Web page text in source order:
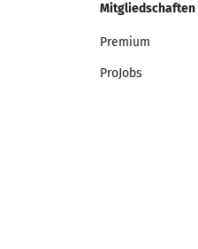
Mitgliedschaften
Premium
ProJobs